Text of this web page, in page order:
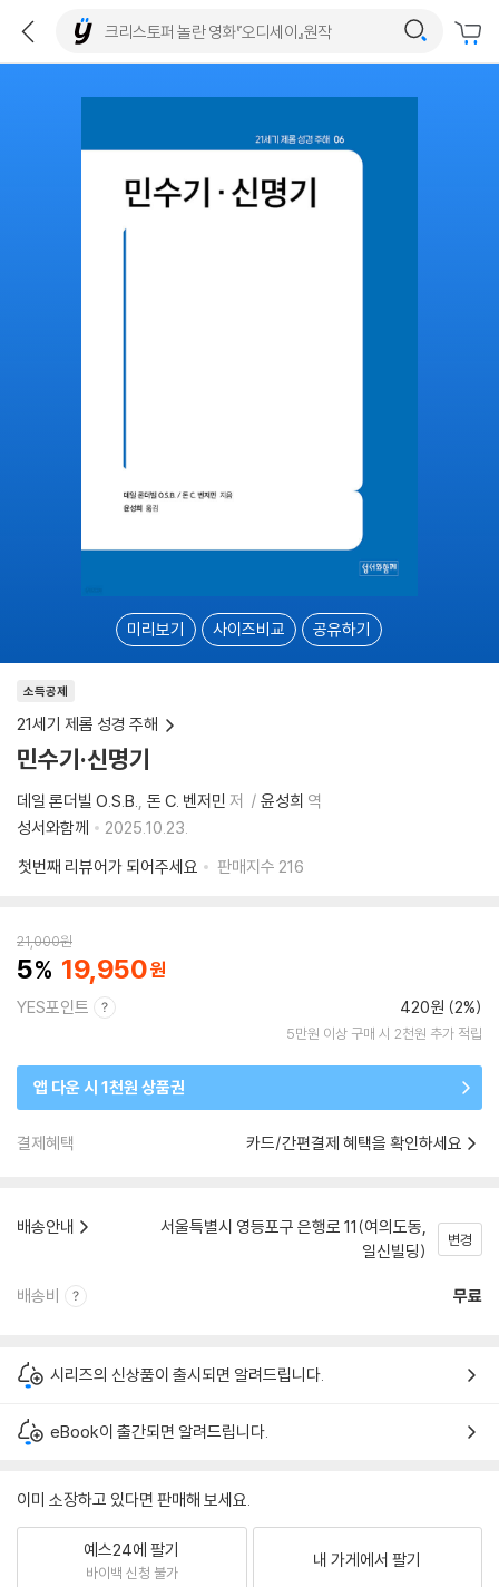
미리보기 사이즈비교 공유하기
소득공제
21세기 제롬 성경 주해
민수기·신명기
데일 론더빌 O.S.B. 돈 C. 벤저민 저 윤성희 역
성서와함께
2025.10.23.
첫번째 리뷰어가 되어주세요
판매지수 216
21,000원
5 19,950
YES포인트 420원 (2%)
5만원 이상 구매 시 2천원 추가 적립
앱 다운 시 1천원 상품권
결제혜택 카드/간편결제 혜택을 확인하세요
배송안내
서울특별시 영등포구 은행로 11(여의도동,
일신빌딩)
변경
배송비 무료
시리즈의 신상품이 출시되면 알려드립니다.
eBook이 출간되면 알려드립니다.
이미 소장하고 있다면 판매해 보세요.
예스24에 팔기
바이백 신청 불가
내 가게에서 팔기